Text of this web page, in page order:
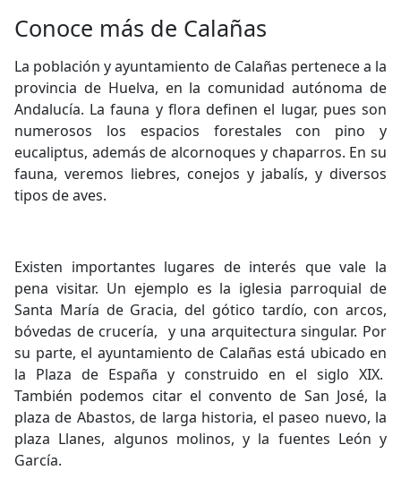
Conoce más de Calañas
La población y ayuntamiento de Calañas pertenece a la
provincia de Huelva, en la comunidad autónoma de
Andalucía. La fauna y flora definen el lugar, pues son
numerosos los espacios forestales con pino y
eucaliptus, además de alcornoques y chaparros. En su
fauna, veremos liebres, conejos y jabalís, y diversos
tipos de aves.
Existen importantes lugares de interés que vale la
pena visitar. Un ejemplo es la iglesia parroquial de
Santa María de Gracia, del gótico tardío, con arcos,
bóvedas de crucería, y una arquitectura singular. Por
su parte, el ayuntamiento de Calañas está ubicado en
la Plaza de España y construido en el siglo XIX.
También podemos citar el convento de San José, la
plaza de Abastos, de larga historia, el paseo nuevo, la
plaza Llanes, algunos molinos, y la fuentes León y
García.